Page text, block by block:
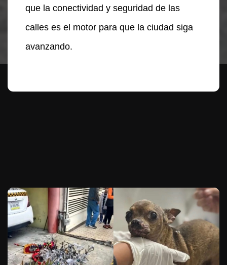
que la conectividad y seguridad de las
calles es el motor para que la ciudad siga
avanzando.